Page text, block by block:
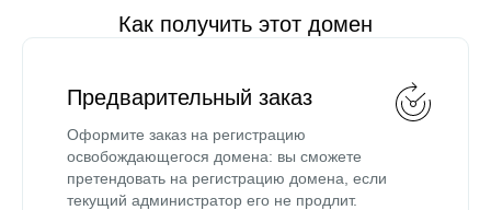
Как получить этот домен
Предварительный заказ
Оформите заказ на регистрацию
освобождающегося домена: вы сможете
претендовать на регистрацию домена, если
текущий администратор его не продлит.